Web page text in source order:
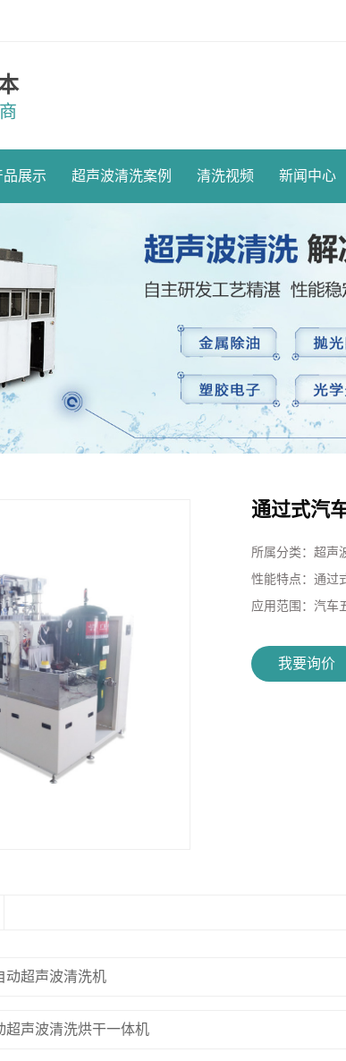
品展示 超声波清洗案例 清洗视频 新闻中心
通过式汽
所属分类：超声
性能特点：通过
应用范围： 汽车
我要询价
动超声波清洗机
超声波清洗烘干一体机